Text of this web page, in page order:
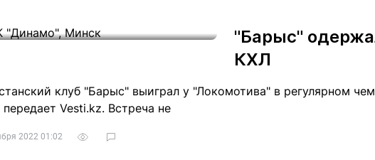
"Барыс"
КХЛ
клуб "Барыс" выиграл у "Локомотива" в регулярном
Vesti.kz. Встреча не
2022 01:02